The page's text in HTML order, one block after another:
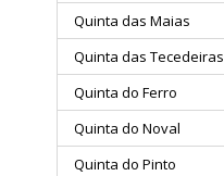
Quinta das Maias
Quinta das Tecedeiras
Quinta do Ferro
Quinta do Noval
Quinta do Pinto